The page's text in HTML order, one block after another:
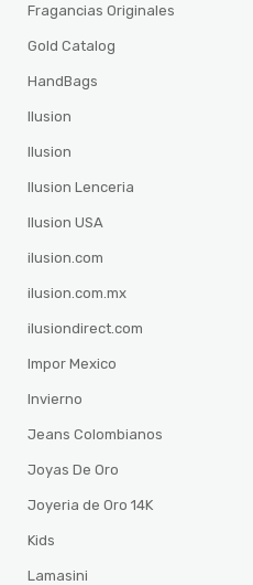
Fragancias Originales
Gold Catalog
HandBags
Ilusion
Ilusion
Ilusion Lenceria
Ilusion USA
ilusion.com
ilusion.com.mx
ilusiondirect.com
Impor Mexico
Invierno
Jeans Colombianos
Joyas De Oro
Joyeria de Oro 14K
Kids
Lamasini